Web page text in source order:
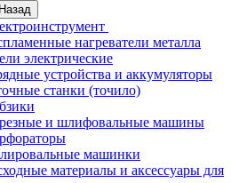
Назад
нагреватели металла
электрические
устройства и аккумуляторы
станки (точило)
и шлифовальные машины
машинки
материалы и аксессуары для